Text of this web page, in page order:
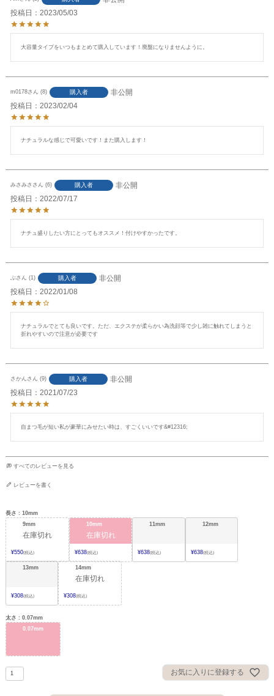
投稿日
2023/05/03
大容量タイプをいつもまとめて購入しています！廃盤になりませんように。
m0178 8 購入者
非公開
投稿日
2023/02/04
ナチュラルな感じで可愛いです！また購入します！
みさみさ 6 購入者
非公開
投稿日
2022/07/17
ナチュ盛りしたい方にとってもオススメ！付けやすかったです。
ぶ 1 購入者
非公開
投稿日
2022/01/08
ナチュラルでとても良いです。ただ、エクステが柔らかい為洗顔等で少し雑に触れてしまうと
折れやすいので注意が必要です
さかん 9 購入者
非公開
投稿日
2021/07/23
すべてのレビューを見る
レビューを書く
長さ
10mm
9mm
在庫切れ
¥550 税込
10mm
在庫切れ
¥638 税込
11mm
¥638 税込
12mm
¥638 税込
13mm
¥308 税込
14mm
在庫切れ
¥308 税込
太さ
0.07mm
0.07mm
お気に入りに登録する